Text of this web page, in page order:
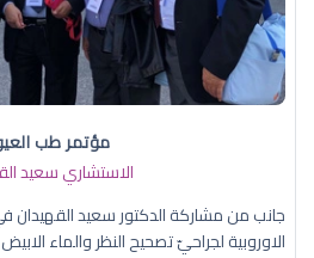
مؤتمر طب
الاستشاري سعيد
جانب من مشاركة الدكتور سعيد
الاوروبية لجراحيّ تصحيح النظر والماء